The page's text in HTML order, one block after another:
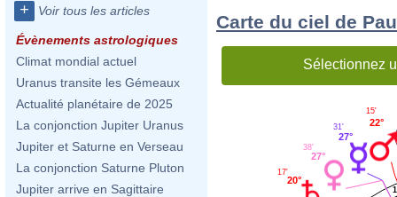
+ Voir tous les articles
Évènements astrologiques
Climat mondial actuel
Uranus transite les Gémeaux
Actualité planétaire de 2025
La conjonction Jupiter Uranus
Jupiter et Saturne en Verseau
La conjonction Saturne Pluton
Jupiter arrive en Sagittaire
Carte du ciel de
Sélectionnez
22°
15'
27°
31'
27°
38'
20°
17'